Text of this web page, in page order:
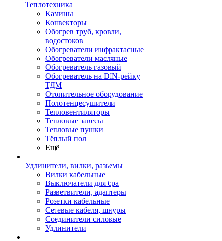
Теплотехника
Камины
Конвекторы
Обогрев труб, кровли,
водостоков
Обогреватели инфрактасные
Обогреватели масляные
Обогреватель газовый
Обогреватель на DIN-рейку
ТДМ
Отопительное оборудование
Полотенцесушители
Тепловентиляторы
Тепловые завесы
Тепловые пушки
Тёплый пол
Ещё
Удлинители, вилки, разьемы
Вилки кабельные
Выключатели для бра
Разветвители, адаптеры
Розетки кабельные
Сетевые кабеля, шнуры
Соединители силовые
Удлинители